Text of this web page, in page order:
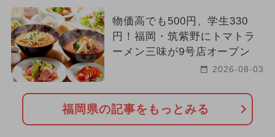
物価高でも500円、学生330
円！福岡・筑紫野にトマトラ
ーメン三味が9号店オープン
2026-08-03
福岡県の記事をもっとみる